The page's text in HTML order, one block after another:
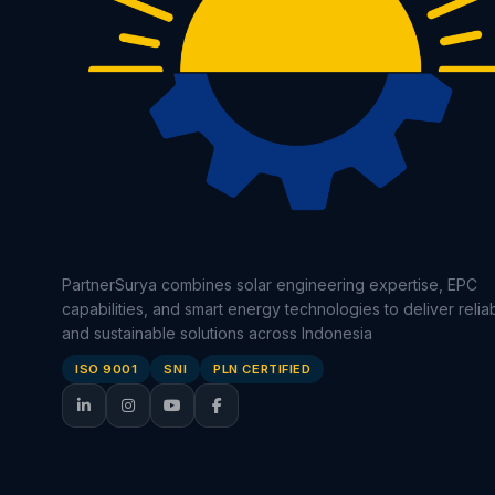
PartnerSurya combines solar engineering expertise, EPC
capabilities, and smart energy technologies to deliver
and sustainable solutions across Indonesia
ISO 9001 SNI PLN CERTIFIED